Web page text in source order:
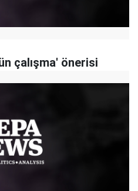
çalışma' önerisi